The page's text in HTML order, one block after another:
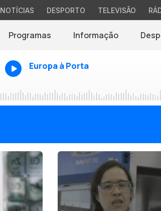
NOTÍCIAS DESPORTO TELEVISÃO
Programas Informação
Europa à Porta